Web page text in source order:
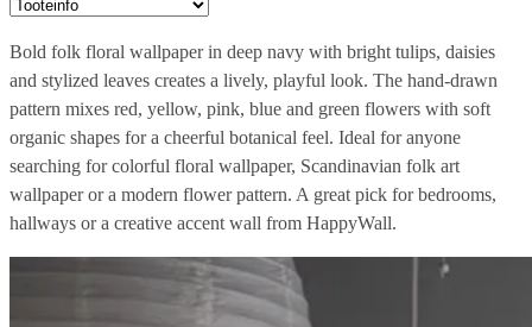
Bold folk floral wallpaper in deep navy with bright tulips, daisies
and stylized leaves creates a lively, playful look. The hand-drawn
pattern mixes red, yellow, pink, blue and green flowers with soft
organic shapes for a cheerful botanical feel. Ideal for anyone
searching for colorful floral wallpaper, Scandinavian folk art
wallpaper or a modern flower pattern. A great pick for bedrooms,
hallways or a creative accent wall from HappyWall.